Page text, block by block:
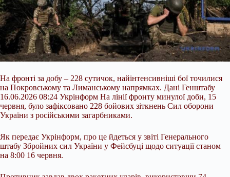
На фронті за добу – 228 сутичок, найінтенсивніші бої точилися
на Покровському та Лиманському напрямках. Дані Генштабу
16.06.2026 08:24 Укрінформ На лінії фронту минулої доби, 15
червня, було зафіксовано 228 бойових зіткнень Сил оборони
України з російськими загарбниками.
Як передає Укрінформ, про це йдеться у звіті Генерального
штабу Збройних сил України у Фейсбуці щодо ситуації станом
на 8:00 16 червня.